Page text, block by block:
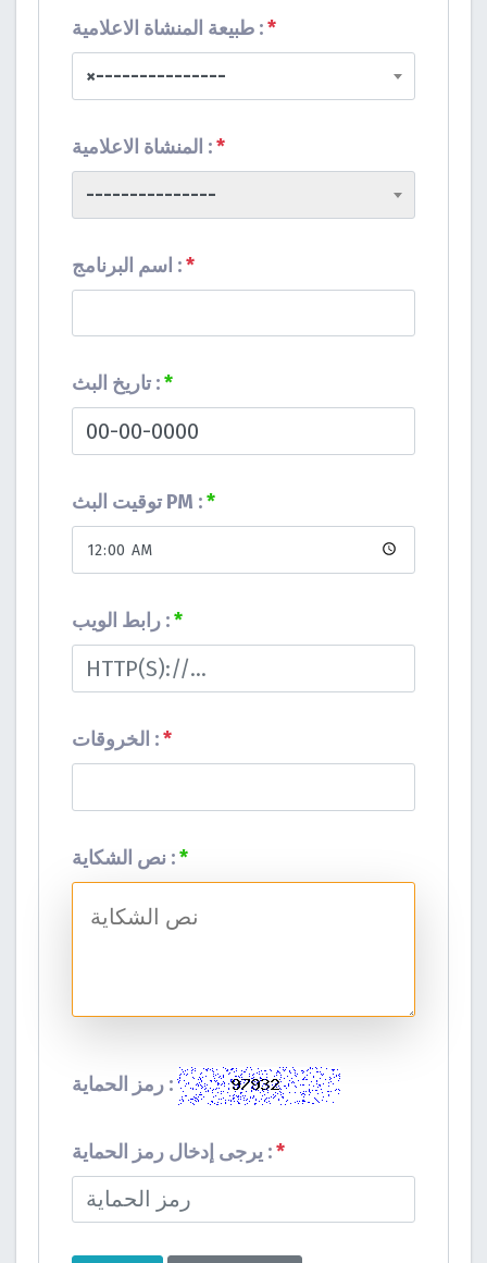
طبيعة المنشاة الاعلامية :*
×---------------
المنشاة الاعلامية :*
---------------
اسم البرنامج :*
تاريخ البث :*
توقيت البث PM :*
رابط الويب :*
الخروقات :*
نص الشكاية :*
رمز الحماية :
يرجى إدخال رمز الحماية :*